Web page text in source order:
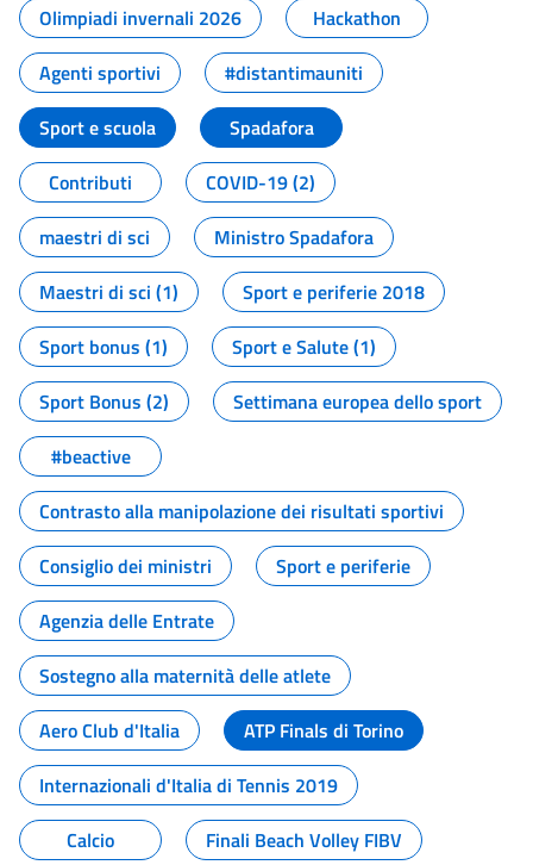
Olimpiadi invernali 2026
Hackathon
Agenti sportivi
#distantimauniti
Sport e scuola
Spadafora
Contributi
COVID-19 (2)
maestri di sci
Ministro Spadafora
Maestri di sci (1)
Sport e periferie 2018
Sport bonus (1)
Sport e Salute (1)
Sport Bonus (2)
Settimana europea dello sport
#beactive
Contrasto alla manipolazione dei risultati sportivi
Consiglio dei ministri
Sport e periferie
Agenzia delle Entrate
Sostegno alla maternità delle atlete
Aero Club d'Italia
ATP Finals di Torino
Internazionali d'Italia di Tennis 2019
Calcio
Finali Beach Volley FIBV